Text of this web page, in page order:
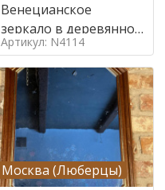
Венецианское
зеркало в деревянной
Артикул: N4114
Москва (Люберцы)